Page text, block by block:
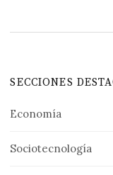
SECCIONES
Economía
Sociotecnología